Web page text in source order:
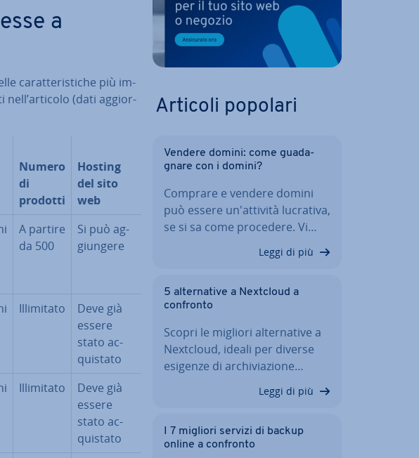
a
ca­rat­te­ri­sti­che più im­
nell’articolo (dati ag­gior­
Numero
di
prodotti
Hosting
del sito
web
A partire
da 500
Si può ag­
giun­ge­re
Il­li­mi­ta­to
Deve già
essere
stato ac­
qui­sta­to
Il­li­mi­ta­to
Deve già
essere
stato ac­
qui­sta­to
Articoli popolari
Vendere domini: come gua­da­
gna­re con i domini?
Comprare e vendere domini
può essere un'at­ti­vi­tà lucrativa,
se si sa come procedere. Vi…
Leggi di più
5 al­ter­na­ti­ve a Nextcloud a
confronto
Scopri le migliori al­ter­na­ti­ve a
Nextcloud, ideali per diverse
esigenze di ar­chi­via­zio­ne…
Leggi di più
I 7 migliori servizi di backup
online a confronto